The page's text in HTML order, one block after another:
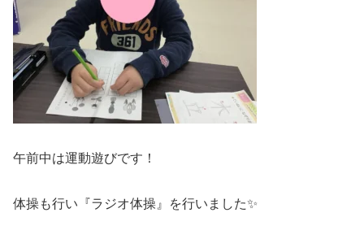
午前中は運動遊びです！
体操も行い『ラジオ体操』を行いました✨